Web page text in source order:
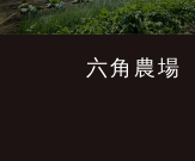
六角農場